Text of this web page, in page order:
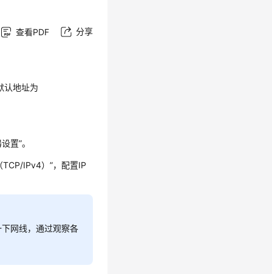
查看PDF 分享
认地址为
置”。
IPv4）”，配置IP
网线，通过观察各